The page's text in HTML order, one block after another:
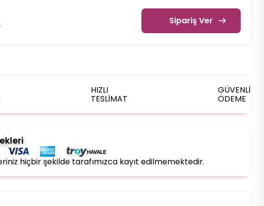
Sipariş Ver
HIZLI
TESLİMAT
GÜVENLİ
ÖDEME
hiçbir şekilde tarafımızca kayıt edilmemektedir.